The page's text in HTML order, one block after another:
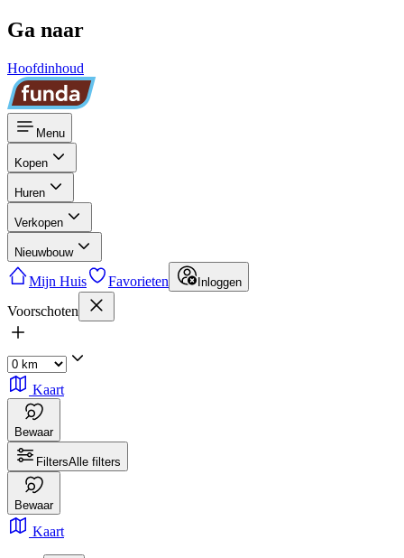
Ga naar
Hoofdinhoud
Menu
Kopen
Huren
Verkopen
Nieuwbouw
Mijn Huis Favorieten Inloggen
Voorschoten
Kaart
Bewaar
FiltersAlle filters
Bewaar
Kaart